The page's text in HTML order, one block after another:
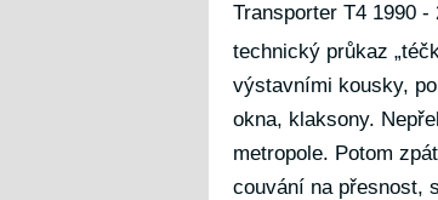
Transporter T4 1990 -
technický průkaz
výstavními kousky,
okna, klaksony.
metropole. Potom
couvání na přesnost,